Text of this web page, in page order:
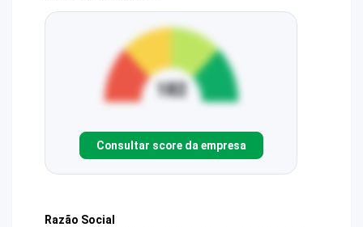
Consultar score da empresa
Razão Social